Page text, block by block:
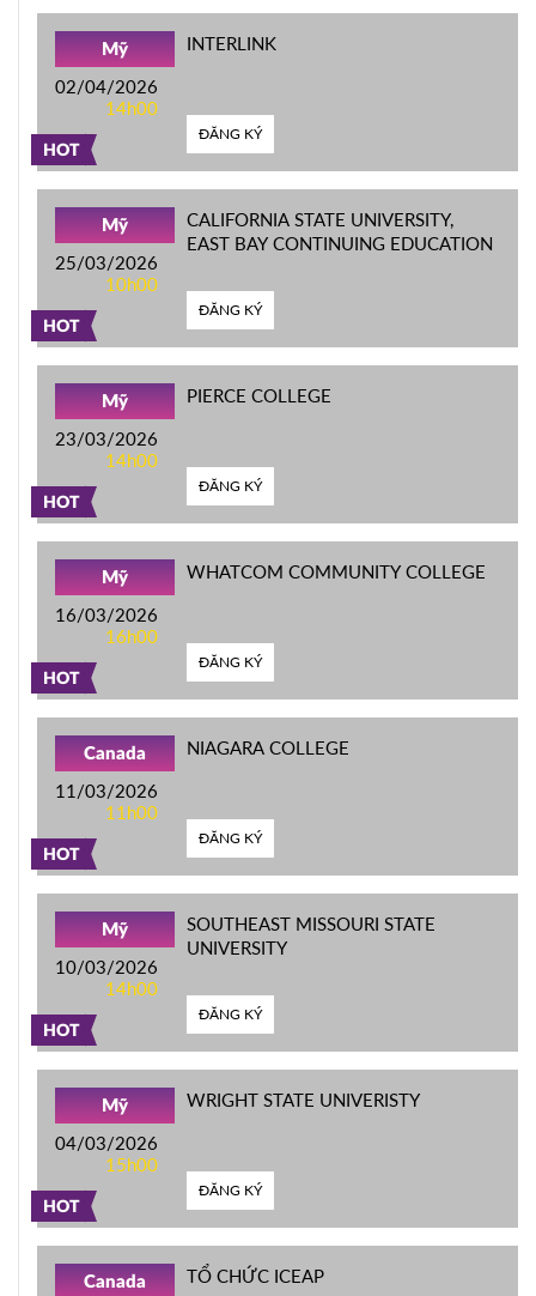
HOT
Mỹ
02/04/2026
14h00
INTERLINK
ĐĂNG KÝ
HOT
Mỹ
25/03/2026
10h00
CALIFORNIA STATE UNIVERSITY,
EAST BAY CONTINUING EDUCATION
ĐĂNG KÝ
HOT
Mỹ
23/03/2026
14h00
PIERCE COLLEGE
ĐĂNG KÝ
HOT
Mỹ
16/03/2026
16h00
WHATCOM COMMUNITY COLLEGE
ĐĂNG KÝ
HOT
Canada
11/03/2026
11h00
NIAGARA COLLEGE
ĐĂNG KÝ
HOT
Mỹ
10/03/2026
14h00
SOUTHEAST MISSOURI STATE
UNIVERSITY
ĐĂNG KÝ
HOT
Mỹ
04/03/2026
15h00
WRIGHT STATE UNIVERISTY
ĐĂNG KÝ
Canada TỔ CHỨC ICEAP